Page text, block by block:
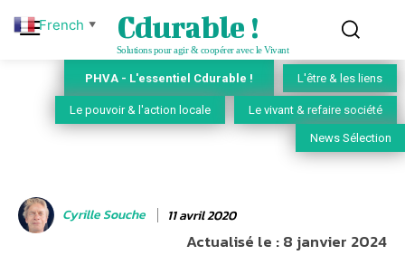
Cdurable !
Solutions pour agir & coopérer avec le Vivant
PHVA - L'essentiel Cdurable ! L'être & les liens
Le pouvoir & l'action locale Le vivant & refaire société
News Sélection
Cyrille Souche 11 avril 2020
Actualisé le :8 janvier 2024
French ▼